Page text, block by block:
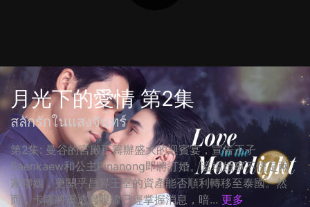
月光下的愛情 第2集
สลักรักในแสงจันทร์
第2集: 曼谷的宮殿正籌辦盛大的迎賓宴，宣告王子
Saenkaew和公主Pinanong即將訂婚。這場婚事不僅是兩
家聯姻，更關乎昌昇王室的資產能否順利轉移至泰國。然
而，卡隆將軍透過眼線已經掌握消息，暗... 更多